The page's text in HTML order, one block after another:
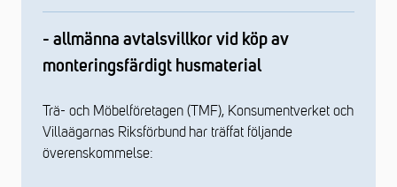
- allmänna avtalsvillkor vid köp av
monteringsfärdigt husmaterial
Trä- och Möbelföretagen (TMF), Konsumentverket och
Villaägarnas Riksförbund har träffat följande
överenskommelse: